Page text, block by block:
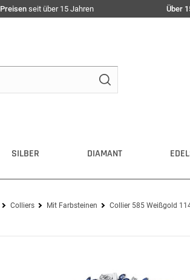
seit über 15 Jahren Über
SILBER DIAMANT
Colliers Mit Farbsteinen Collier 585 Weißgold